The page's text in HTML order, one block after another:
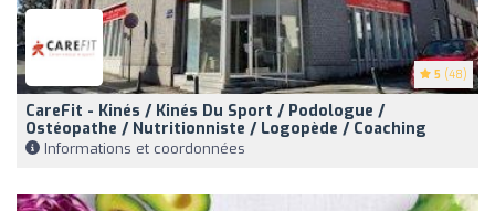
5 (48)
CareFit - Kinés / Kinés Du Sport / Podologue /
Ostéopathe / Nutritionniste / Logopède / Coaching
Informations et coordonnées